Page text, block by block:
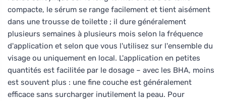
compacte, le sérum se range facilement et tient aisément
dans une trousse de toilette ; il dure généralement
plusieurs semaines à plusieurs mois selon la fréquence
d'application et selon que vous l'utilisez sur l'ensemble du
visage ou uniquement en local. L'application en petites
quantités est facilitée par le dosage – avec les BHA, moins
est souvent plus : une fine couche est généralement
efficace sans surcharger inutilement la peau. Pour